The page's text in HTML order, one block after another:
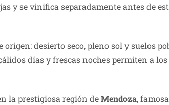
y se vinifica separadamente antes de
desierto seco, pleno sol y suelos
días y frescas noches permiten a
la prestigiosa región deMendoza,